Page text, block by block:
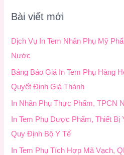
m
:
Bài viết mới
Dịch Vụ In Tem Nhãn Phụ Mỹ
Nước
Bảng Báo Giá In Tem Phụ Hàng
Quyết Định Giá Thành
In Nhãn Phụ Thực Phẩm, TPCN
In Tem Phụ Dược Phẩm, Thiết Bị
Quy Định Bộ Y Tế
In Tem Phụ Tích Hợp Mã Vạch,